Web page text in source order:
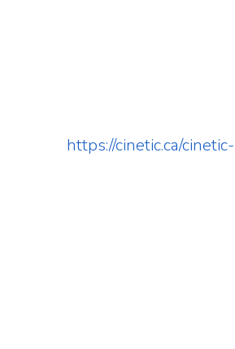
https://cinetic.ca/